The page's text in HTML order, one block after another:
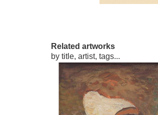
Related artworks
by title, artist, tags...